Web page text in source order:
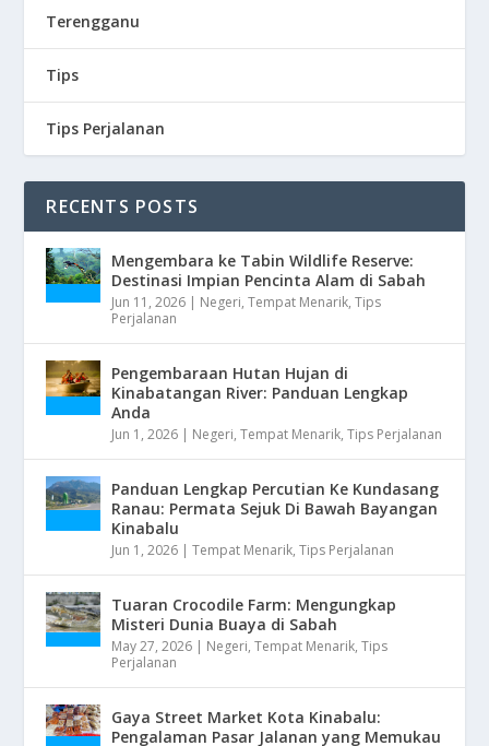
Terengganu
Tips
Tips Perjalanan
RECENTS POSTS
Mengembara ke Tabin Wildlife Reserve:
Destinasi Impian Pencinta Alam di Sabah
Jun 11, 2026 | Negeri,Tempat Menarik,Tips
Perjalanan
Pengembaraan Hutan Hujan di
Kinabatangan River: Panduan Lengkap
Anda
Jun 1, 2026 | Negeri,Tempat Menarik,Tips Perjalanan
Panduan Lengkap Percutian Ke Kundasang
Ranau: Permata Sejuk Di Bawah Bayangan
Kinabalu
Jun 1, 2026 |Tempat Menarik,Tips Perjalanan
Tuaran Crocodile Farm: Mengungkap
Misteri Dunia Buaya di Sabah
May 27, 2026 | Negeri,Tempat Menarik,Tips
Perjalanan
Gaya Street Market Kota Kinabalu:
Pengalaman Pasar Jalanan yang Memukau